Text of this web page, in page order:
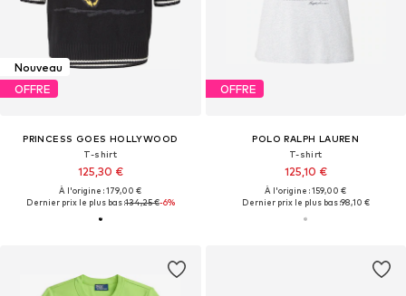
Nouveau
OFFRE
PRINCESS GOES HOLLYWOOD
T-shirt
125,30 €
À l'origine : 179,00 €
Dernier prix le plus bas :134,25 €-6%
OFFRE
POLO RALPH LAUREN
T-shirt
125,10 €
À l'origine : 159,00 €
Dernier prix le plus bas :98,10 €